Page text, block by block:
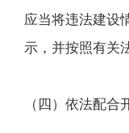
应当将违法建设
示，并按照有关
（四）依法配合